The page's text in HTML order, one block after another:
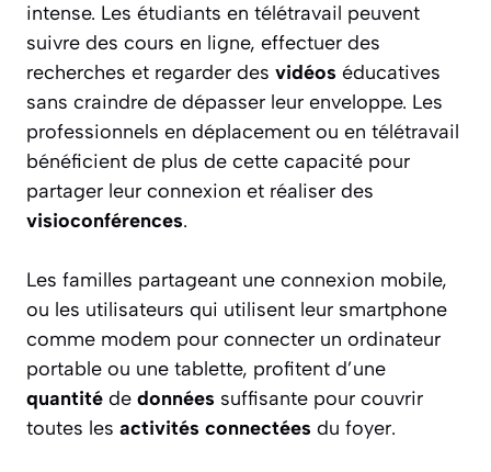
intense. Les étudiants en télétravail peuvent
suivre des cours en ligne, effectuer des
recherches et regarder des vidéos éducatives
sans craindre de dépasser leur enveloppe. Les
professionnels en déplacement ou en télétravail
bénéficient de plus de cette capacité pour
partager leur connexion et réaliser des
visioconférences.
Les familles partageant une connexion mobile,
ou les utilisateurs qui utilisent leur smartphone
comme modem pour connecter un ordinateur
portable ou une tablette, profitent d’une
quantité de données suffisante pour couvrir
toutes les activités connectées du foyer.